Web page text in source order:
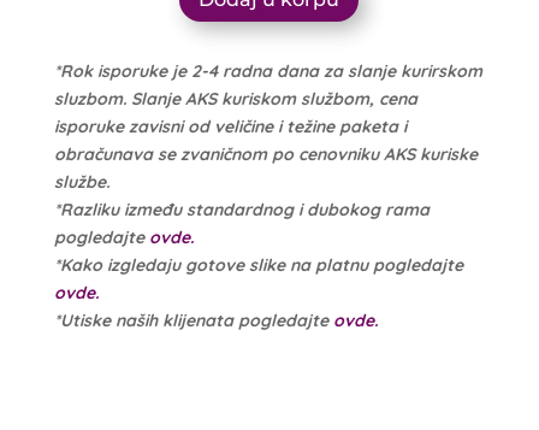
*Rok isporuke je 2-4 radna dana za slanje kurirskom
sluzbom. Slanje AKS kuriskom službom, cena
isporuke zavisni od veličine i težine paketa i
obračunava se zvaničnom po cenovniku AKS kuriske
službe.
*Razliku između standardnog i dubokog rama
pogledajte ovde.
*Kako izgledaju gotove slike na platnu pogledajte
ovde.
*Utiske naših klijenata pogledajte ovde.